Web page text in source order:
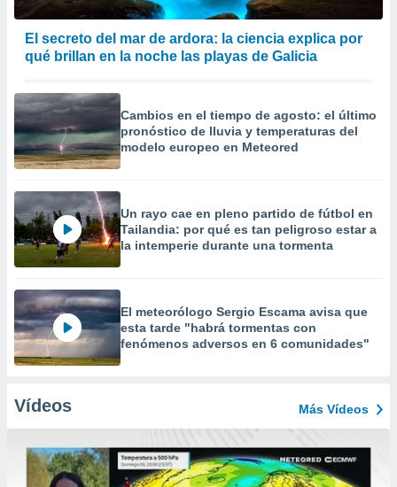
El secreto del mar de ardora: la ciencia explica por
qué brillan en la noche las playas de Galicia
Cambios en el tiempo de agosto: el último
pronóstico de lluvia y temperaturas del
modelo europeo en Meteored
Un rayo cae en pleno partido de fútbol en
Tailandia: por qué es tan peligroso estar a
la intemperie durante una tormenta
El meteorólogo Sergio Escama avisa que
esta tarde "habrá tormentas con
fenómenos adversos en 6 comunidades"
Vídeos Más Vídeos